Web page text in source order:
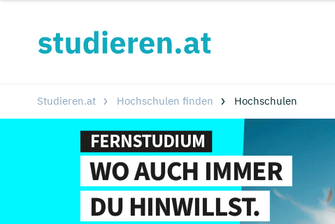
Studieren.at Hochschulen finden Hochschulen